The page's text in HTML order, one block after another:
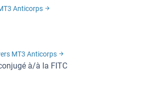
Anticorps
MT3 Anticorps
à/à la FITC